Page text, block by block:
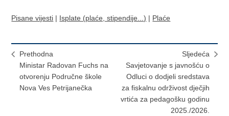
Pisane vijesti | Isplate (plaće, stipendije...) | Plaće
Prethodna
Ministar Radovan Fuchs na
otvorenju Područne škole
Nova Ves Petrijanečka
Sljedeća
Savjetovanje s javnošću o
Odluci o dodjeli sredstava
za fiskalnu održivost dječjih
vrtića za pedagošku godinu
2025./2026.